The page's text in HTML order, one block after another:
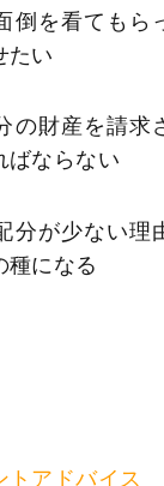
倒を看てもら
たい
の財産を請求
ばならない
分が少ない理
種になる
アドバイス